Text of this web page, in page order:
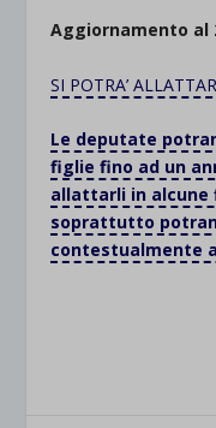
Aggiornamento al
SI POTRA’
Le deputate
figlie fino ad un
allattarli in alcune
soprattutto
contestualmente